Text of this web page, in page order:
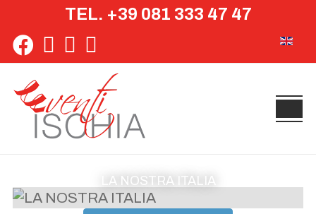
TEL. +39 081 333 47 47
LA NOSTRA ITALIA